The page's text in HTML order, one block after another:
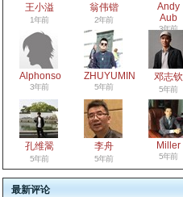
王小溢
1年前
翁伟锴
2年前
Andy
Aub
3年前
Alphonso
3年前
ZHUYUMIN
5年前
邓志钦
5年前
孔维翯
5年前
李舟
5年前
Miller
5年前
最新评论